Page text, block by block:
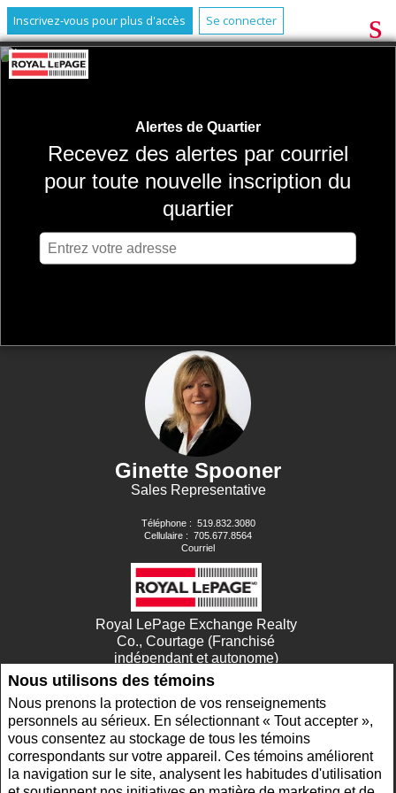
Nous utilisons des témoins
Nous prenons la protection de vos renseignements
personnels au sérieux. En sélectionnant « Tout accepter »,
vous consentez au stockage de tous les témoins
correspondants sur votre appareil. Ces témoins améliorent
la navigation sur le site, analysent les habitudes d'utilisation
Inscrivez-vous pour plus d'accès Se connecter
Alertes de Quartier
Recevez des alertes par courriel
pour toute nouvelle inscription du
quartier
Ginette Spooner
Sales Representative
Téléphone : 519.832.3080
Cellulaire : 705.677.8564
Courriel
Royal LePage Exchange Realty
Co., Courtage (Franchisé
indépendant et autonome)
680 GODERICH STREET
www.royallepage.ca |Politique de confidentialité |Clause de non-responsabilité
Conditions d'utilisation
Tous les renseignements affichés sont jugés fiables; leur exactitude n'est toutefois pas
garantie et doit être vérifiée de façon indépendante. Aucune garantie ni représentation
de quelque nature que ce soit est donnée quant à l'exactitude desdits